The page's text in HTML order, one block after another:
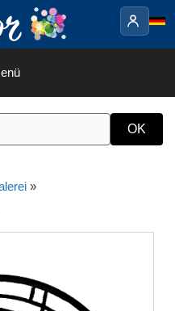
»